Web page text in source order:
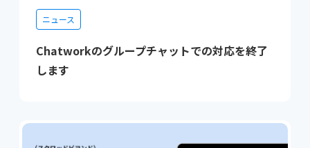
ニュース
Chatworkのグループチャットでの対応を終了
します